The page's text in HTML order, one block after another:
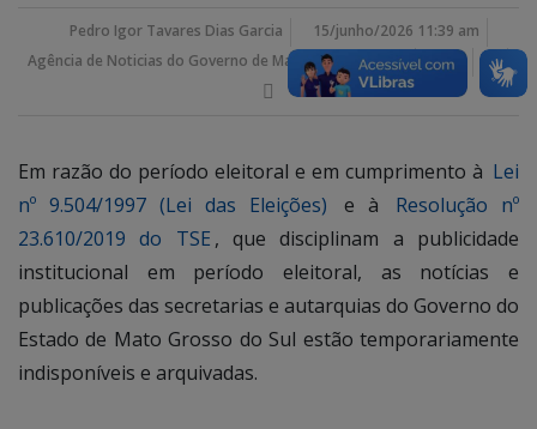
Pedro Igor Tavares Dias Garcia
15/junho/2026 11:39 am
Agência de Noticias do Governo de Mato Grosso do Sul
Em razão do período eleitoral e em cumprimento à Lei
nº 9.504/1997 (Lei das Eleições)
e à
Resolução nº
23.610/2019 do TSE , que disciplinam a publicidade
institucional em período eleitoral, as notícias e
publicações das secretarias e autarquias do Governo do
Estado de Mato Grosso do Sul estão temporariamente
indisponíveis e arquivadas.